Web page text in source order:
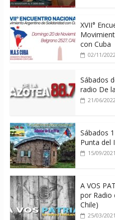
XVII°
con Cuba
02/11/
Sábados
radio De
21/06/
Sábados
Punta del
15/09/2021
A VOS
por Radio
Chile)
25/03/2021